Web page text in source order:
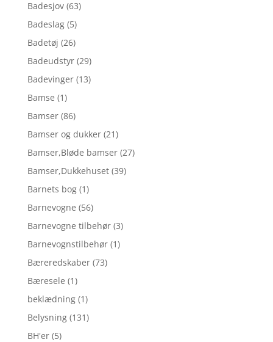
Badesjov (63)
Badeslag (5)
Badetøj (26)
Badeudstyr (29)
Badevinger (13)
Bamse (1)
Bamser (86)
Bamser og dukker (21)
Bamser,Bløde bamser (27)
Bamser,Dukkehuset (39)
Barnets bog (1)
Barnevogne (56)
Barnevogne tilbehør (3)
Barnevognstilbehør (1)
Bæreredskaber (73)
Bæresele (1)
beklædning (1)
Belysning (131)
BH'er (5)